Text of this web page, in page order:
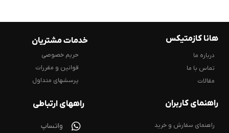
هانا کازمتیکس
درباره ما
تماس با ما
مقالات
خدمات مشتریان
حریم خصوصی
قوانین و مقررات
پرسشهای متداول
راهنمای کاربران
راهنمای سفارش و خرید
راههای ارتباطی
واتساپ